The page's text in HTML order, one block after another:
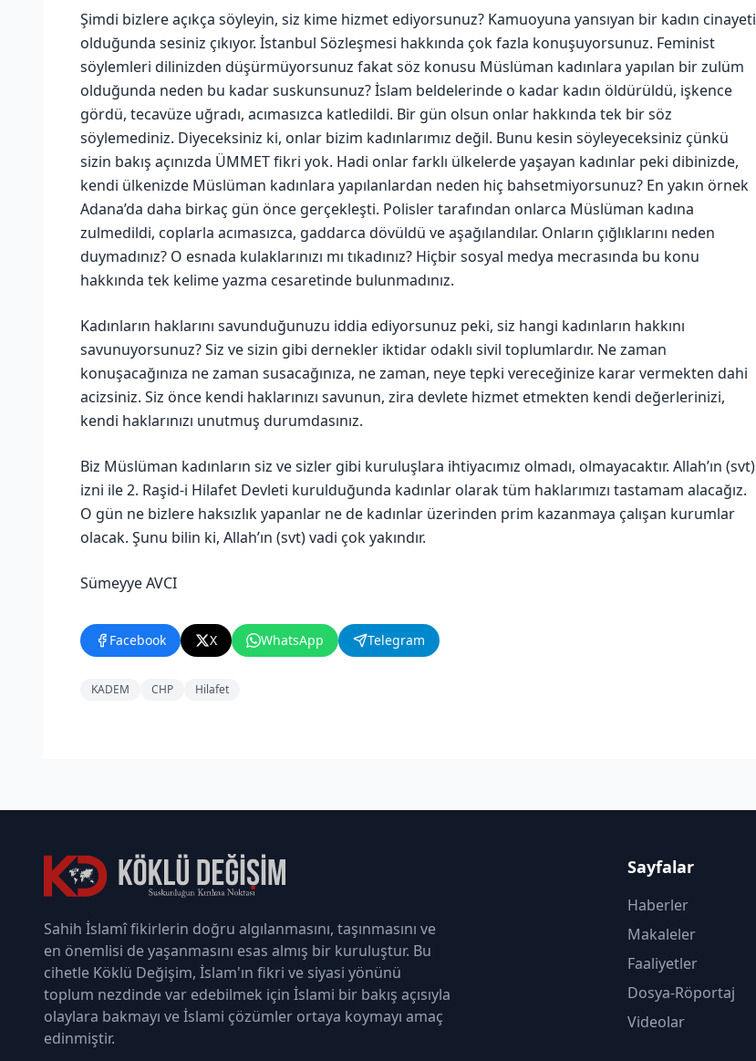
Şimdi bizlere açıkça söyleyin, siz kime hizmet ediyorsunuz? Kamuoyuna yansıyan bir kadın cinayeti
olduğunda sesiniz çıkıyor. İstanbul Sözleşmesi hakkında çok fazla konuşuyorsunuz. Feminist
söylemleri dilinizden düşürmüyorsunuz fakat söz konusu Müslüman kadınlara yapılan bir zulüm
olduğunda neden bu kadar suskunsunuz? İslam beldelerinde o kadar kadın öldürüldü, işkence
gördü, tecavüze uğradı, acımasızca katledildi. Bir gün olsun onlar hakkında tek bir söz
söylemediniz. Diyeceksiniz ki, onlar bizim kadınlarımız değil. Bunu kesin söyleyeceksiniz çünkü
sizin bakış açınızda ÜMMET fikri yok. Hadi onlar farklı ülkelerde yaşayan kadınlar peki dibinizde,
kendi ülkenizde Müslüman kadınlara yapılanlardan neden hiç bahsetmiyorsunuz? En yakın örnek
Adana’da daha birkaç gün önce gerçekleşti. Polisler tarafından onlarca Müslüman kadına
zulmedildi, coplarla acımasızca, gaddarca dövüldü ve aşağılandılar. Onların çığlıklarını neden
duymadınız? O esnada kulaklarınızı mı tıkadınız? Hiçbir sosyal medya mecrasında bu konu
hakkında tek kelime yazma cesaretinde bulunmadınız.
Kadınların haklarını savunduğunuzu iddia ediyorsunuz peki, siz hangi kadınların hakkını
savunuyorsunuz? Siz ve sizin gibi dernekler iktidar odaklı sivil toplumlardır. Ne zaman
konuşacağınıza ne zaman susacağınıza, ne zaman, neye tepki vereceğinize karar vermekten dahi
acizsiniz. Siz önce kendi haklarınızı savunun, zira devlete hizmet etmekten kendi değerlerinizi,
kendi haklarınızı unutmuş durumdasınız.
Biz Müslüman kadınların siz ve sizler gibi kuruluşlara ihtiyacımız olmadı, olmayacaktır. Allah’ın (svt)
izni ile 2. Raşid-i Hilafet Devleti kurulduğunda kadınlar olarak tüm haklarımızı tastamam alacağız.
O gün ne bizlere haksızlık yapanlar ne de kadınlar üzerinden prim kazanmaya çalışan kurumlar
olacak. Şunu bilin ki, Allah’ın (svt) vadi çok yakındır.
Sümeyye AVCI
Facebook X WhatsApp Telegram
KADEM CHP Hilafet
Sahih İslamî fikirlerin doğru algılanmasını, taşınmasını ve
en önemlisi de yaşanmasını esas almış bir kuruluştur. Bu
cihetle Köklü Değişim, İslam'ın fikri ve siyasi yönünü
toplum nezdinde var edebilmek için İslami bir bakış açısıyla
olaylara bakmayı ve İslami çözümler ortaya koymayı amaç
edinmiştir.
Sayfalar
Haberler
Makaleler
Faaliyetler
Dosya-Röportaj
Videolar